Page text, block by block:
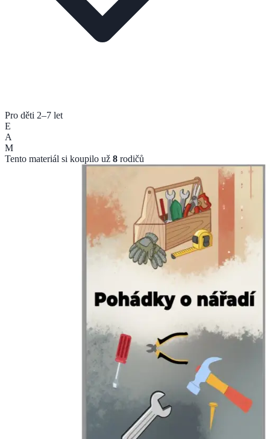
Pro děti 2–7 let
E
A
M
Tento materiál si koupilo už 8 rodičů